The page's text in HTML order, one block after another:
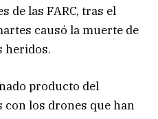
de las FARC, tras el
causó la muerte de
heridos.
producto del
con los drones que han